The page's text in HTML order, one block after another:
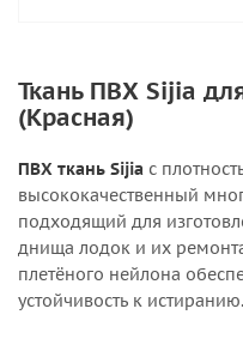
Ткань ПВХ Sijia
(Красная)
ПВХ ткань Sijia с
высококачественный
подходящий для
днища лодок и их
плетёного нейлона
устойчивость к истиранию.